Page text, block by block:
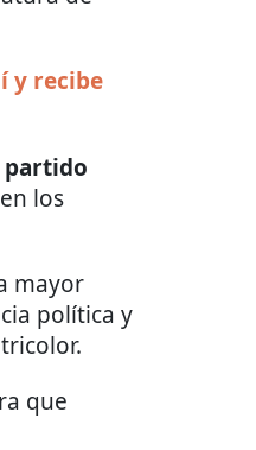
y recibe
partido
los
mayor
política y
que